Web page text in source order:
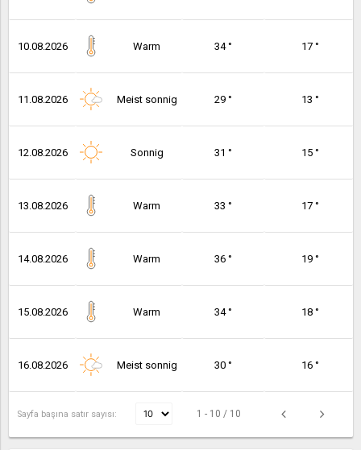
10.08.2026 Warm 34 ° 17 °
11.08.2026 Meist sonnig 29 ° 13 °
12.08.2026 Sonnig 31 ° 15 °
13.08.2026 Warm 33 ° 17 °
14.08.2026 Warm 36 ° 19 °
15.08.2026 Warm 34 ° 18 °
16.08.2026 Meist sonnig 30 ° 16 °
Sayfa başına satır sayısı: 1 - 10 / 10